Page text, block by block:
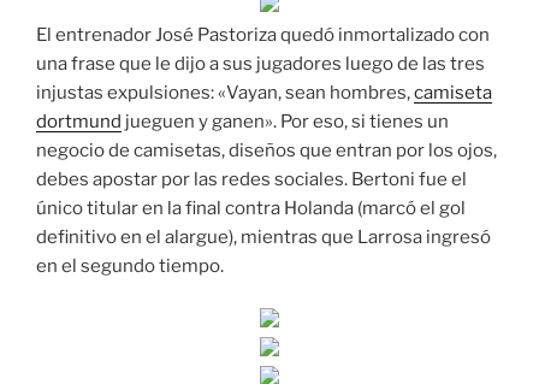
El entrenador José Pastoriza quedó inmortalizado con
una frase que le dijo a sus jugadores luego de las tres
injustas expulsiones: «Vayan, sean hombres,camiseta
dortmund jueguen y ganen». Por eso, si tienes un
negocio de camisetas, diseños que entran por los ojos,
debes apostar por las redes sociales. Bertoni fue el
único titular en la final contra Holanda (marcó el gol
definitivo en el alargue), mientras que Larrosa ingresó
en el segundo tiempo.